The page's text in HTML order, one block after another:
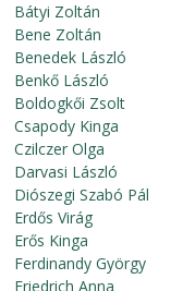
Bátyi Zoltán
Bene Zoltán
Benedek László
Benkő László
Boldogkői Zsolt
Csapody Kinga
Czilczer Olga
Darvasi László
Diószegi Szabó Pál
Erdős Virág
Erős Kinga
Ferdinandy György
Friedrich Anna